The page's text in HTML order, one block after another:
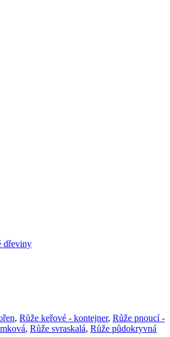
dřeviny
, Růže keřové - kontejner, Růže pnoucí -
, Růže svraskalá, Růže půdokryvná